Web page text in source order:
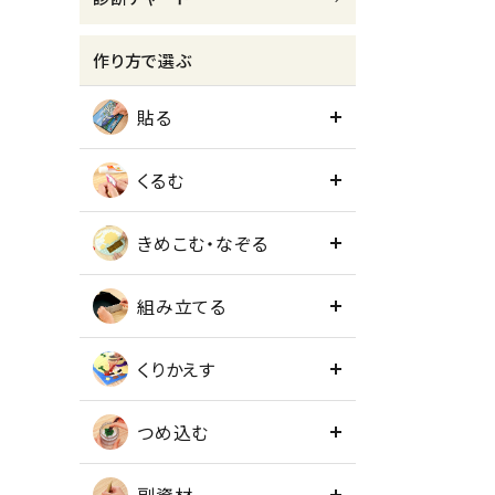
作り方で選ぶ
貼る
くるむ
きめこむ・なぞる
組み立てる
くりかえす
つめ込む